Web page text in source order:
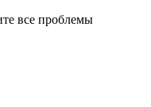
все проблемы